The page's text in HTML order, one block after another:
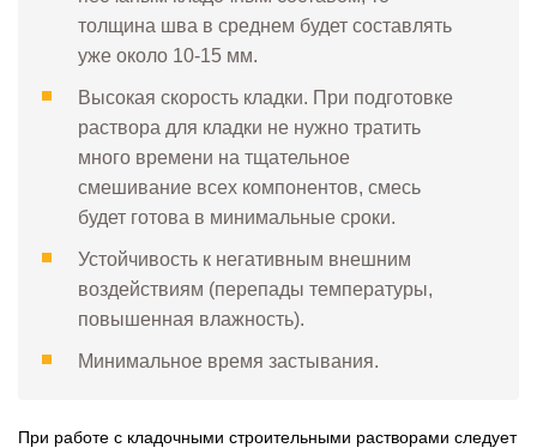
толщина шва в среднем будет составлять
уже около 10-15 мм.
Высокая скорость кладки. При подготовке
раствора для кладки не нужно тратить
много времени на тщательное
смешивание всех компонентов, смесь
будет готова в минимальные сроки.
Устойчивость к негативным внешним
воздействиям (перепады температуры,
повышенная влажность).
Минимальное время застывания.
При работе с кладочными строительными растворами следует